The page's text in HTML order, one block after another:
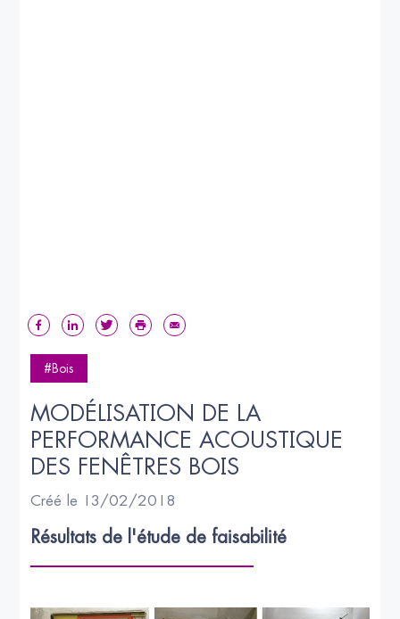
#Bois
MODÉLISATION DE LA
PERFORMANCE ACOUSTIQUE
DES FENÊTRES BOIS
Créé le 13/02/2018
Résultats de l'étude de faisabilité